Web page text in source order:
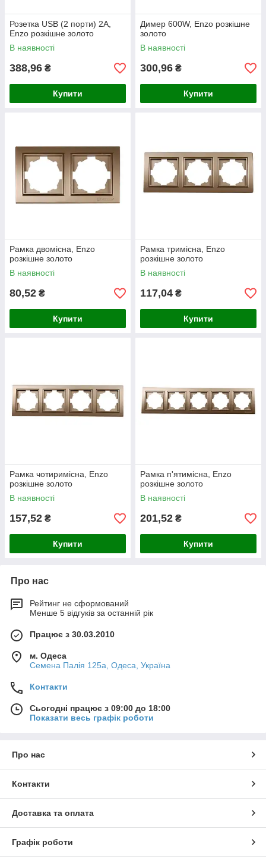
Розетка USB (2 порти) 2A,
Enzo розкішне золото
В наявності
388,96 ₴
Купити
Димер 600W, Enzo розкішне
золото
В наявності
300,96 ₴
Купити
Рамка двомісна, Enzo
розкішне золото
В наявності
80,52 ₴
Купити
Рамка тримісна, Enzo
розкішне золото
В наявності
117,04 ₴
Купити
Рамка чотиримісна, Enzo
розкішне золото
В наявності
157,52 ₴
Купити
Рамка п'ятимісна, Enzo
розкішне золото
В наявності
201,52 ₴
Купити
Про нас
Рейтинг не сформований
Менше 5 відгуків за останній рік
Працює з 30.03.2010
м. Одеса
Семена Палія 125а, Одеса, Україна
Контакти
Сьогодні працює з 09:00 до 18:00
Показати весь графік роботи
Про нас
Контакти
Доставка та оплата
Графік роботи